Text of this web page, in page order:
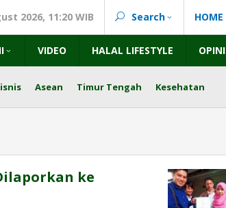
2026, 11:20 WIB Search HOME
VIDEO HALAL LIFESTYLE OPINI
Asean Timur Tengah Kesehatan
ke